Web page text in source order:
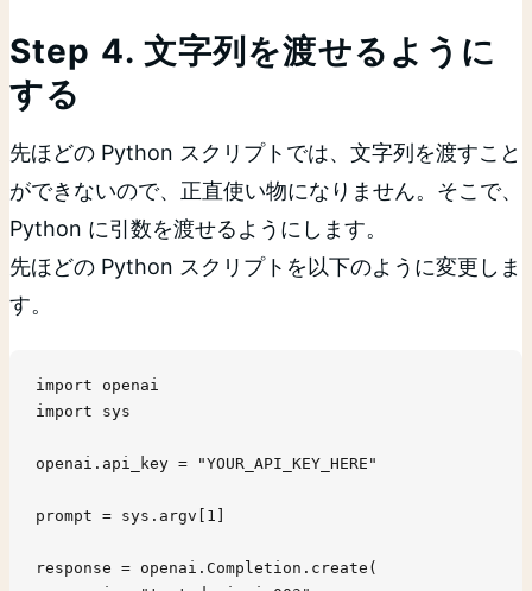
Step 4. 文字列を渡せるように
する
先ほどの Python スクリプトでは、文字列を渡すこと
ができないので、正直使い物になりません。そこで、
Python に引数を渡せるようにします。
先ほどの Python スクリプトを以下のように変更しま
す。
import openai
import sys
openai.api_key = "YOUR_API_KEY_HERE"
prompt = sys.argv[1]
response = openai.Completion.create(